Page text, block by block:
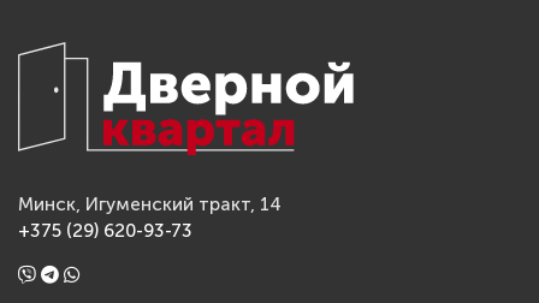
Минск, Игуменский тракт, 14
+375 (29) 620-93-73